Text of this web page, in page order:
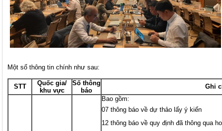
Một số thông tin chính như sau:
STT
Quốc gia/
khu vực
Số thông
báo
Ghi
Bao gồm:
07 thông báo về dự thảo lấy ý kiến
12 thông báo về quy định đã thông qua